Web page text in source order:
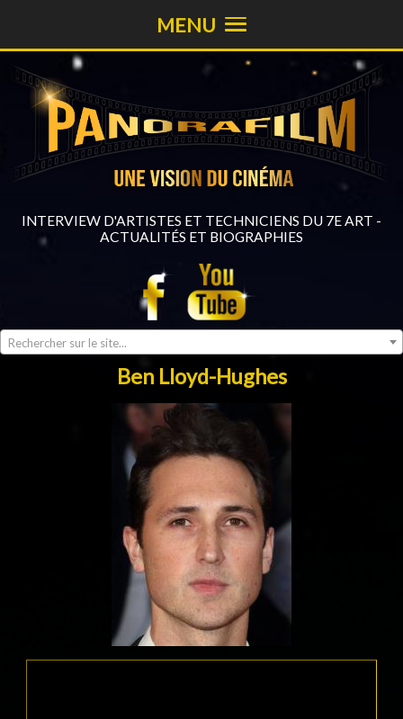
INTERVIEW D'ARTISTES ET TECHNICIENS DU 7E ART -
ACTUALITÉS ET BIOGRAPHIES
Rechercher sur le site...
MENU
Ben Lloyd-Hughes